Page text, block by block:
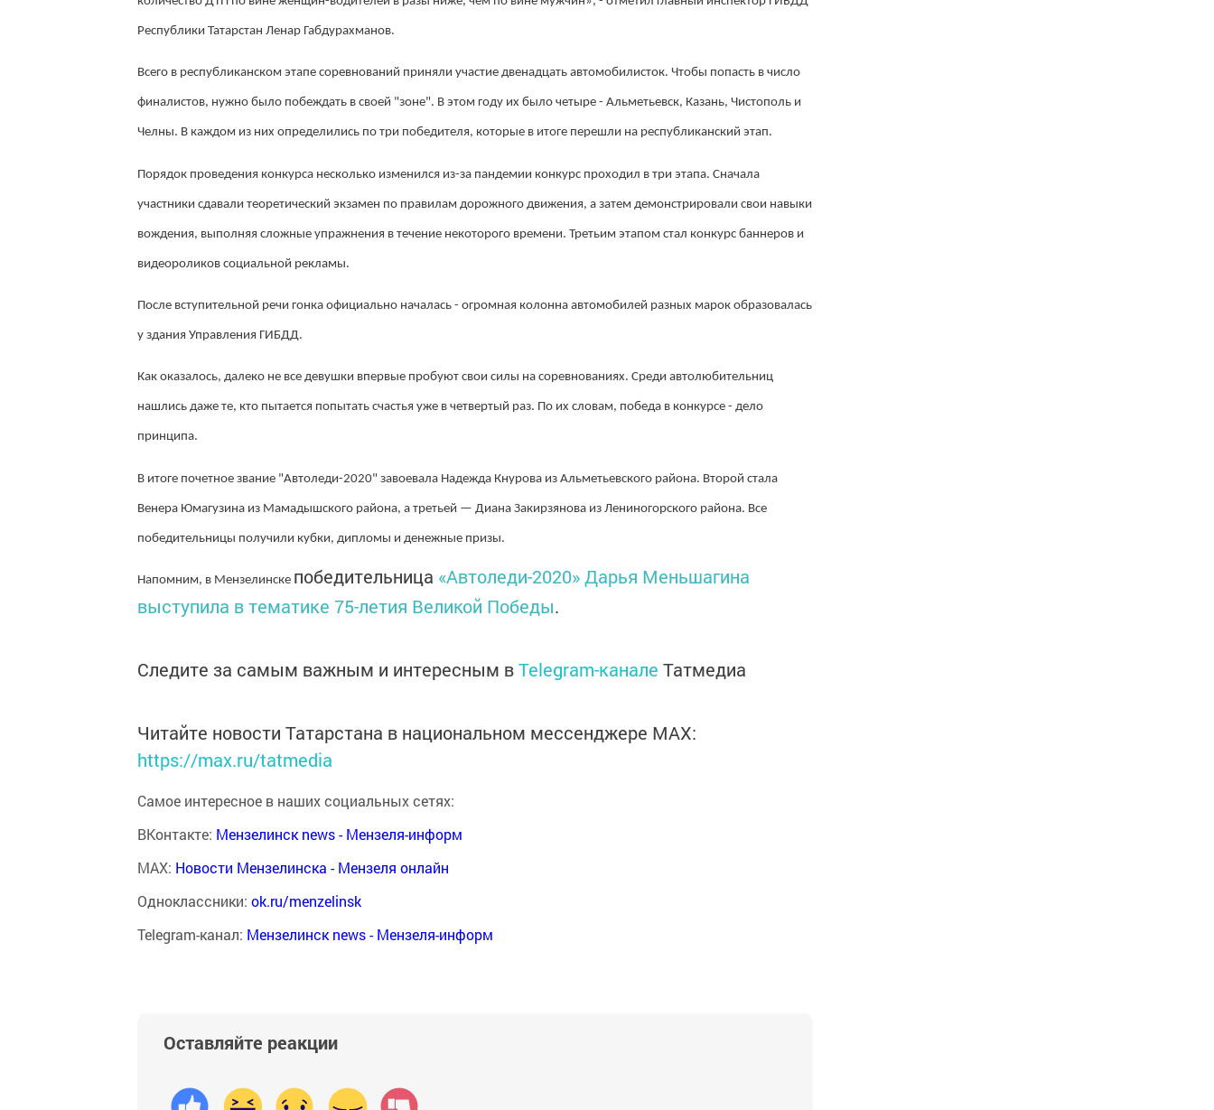
Республики Татарстан Ленар Габдурахманов.
Всего в республиканском этапе соревнований приняли участие двенадцать автомобилисток. Чтобы попасть в число
финалистов, нужно было побеждать в своей "зоне". В этом году их было четыре - Альметьевск, Казань, Чистополь и
Челны. В каждом из них определились по три победителя, которые в итоге перешли на республиканский этап.
Порядок проведения конкурса несколько изменился из-за пандемии конкурс проходил в три этапа. Сначала
участники сдавали теоретический экзамен по правилам дорожного движения, а затем демонстрировали свои навыки
вождения, выполняя сложные упражнения в течение некоторого времени. Третьим этапом стал конкурс баннеров и
видеороликов социальной рекламы.
После вступительной речи гонка официально началась - огромная колонна автомобилей разных марок образовалась
у здания Управления ГИБДД.
Как оказалось, далеко не все девушки впервые пробуют свои силы на соревнованиях. Среди автолюбительниц
нашлись даже те, кто пытается попытать счастья уже в четвертый раз. По их словам, победа в конкурсе - дело
принципа.
В итоге почетное звание "Автоледи-2020" завоевала Надежда Кнурова из Альметьевского района. Второй стала
Венера Юмагузина из Мамадышского района, а третьей — Диана Закирзянова из Лениногорского района. Все
победительницы получили кубки, дипломы и денежные призы.
Напомним, в Мензелинске победительница «Автоледи-2020» Дарья Меньшагина
выступила в тематике 75-летия Великой Победы.
Следите за самым важным и интересным вTelegram-канале Татмедиа
Читайте новости Татарстана в национальном мессенджере MАХ:
https://max.ru/tatmedia
Самое интересное в наших социальных сетях:
ВКонтакте: Мензелинск news - Мензеля-информ
MAX: Новости Мензелинска - Мензеля онлайн
Одноклассники: ok.ru/menzelinsk
Telegram-канал: Мензелинск news - Мензеля-информ
Оставляйте реакции